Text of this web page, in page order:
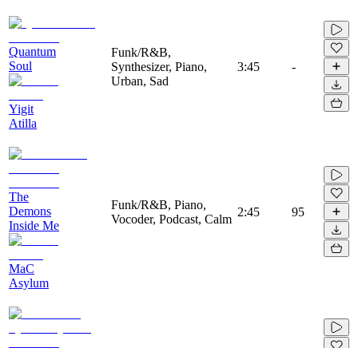
Quantum
Soul
Yigit
Atilla
Funk/R&B,
Synthesizer, Piano,
Urban, Sad
3:45 -
The
Demons
Inside Me
MaC
Asylum
Funk/R&B, Piano,
Vocoder, Podcast, Calm
2:45 95